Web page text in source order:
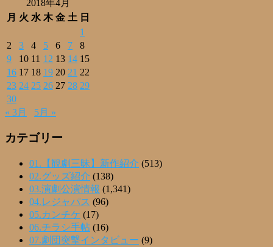
2018年4月
月 火 水 木 金 土 日
1
2
3 4 5 6 7
8
9
10 11 12 13 14 15
16 17 18 19 20 21 22
23 24 25 26 27 28 29
30
« 3月
5月 »
カテゴリー
01.【観劇三昧】新作紹介 (513)
02.グッズ紹介 (138)
03.演劇公演情報 (1,341)
04.レジャパス (96)
05.カンチケ (17)
06.チラシ手帖 (16)
07.劇団突撃インタビュー (9)